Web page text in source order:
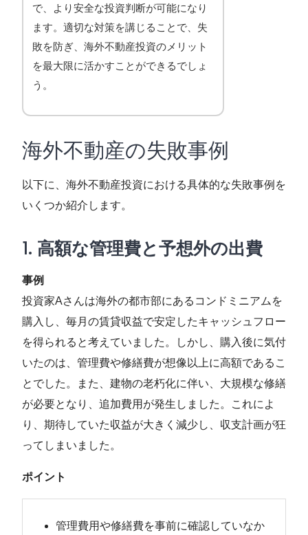
で、より安全な投資判断が可能になり
ます。適切な対策を講じることで、失
敗を防ぎ、海外不動産投資のメリット
を最大限に活かすことができるでしょ
う。
海外不動産の失敗事例
以下に、海外不動産投資における具体的な失敗事例を
いくつか紹介します。
1. 高額な管理費と予想外の出費
事例
投資家Aさんは海外の都市部にあるコンドミニアムを
購入し、毎月の賃貸収益で安定したキャッシュフロー
を得られると考えていました。しかし、購入後に気付
いたのは、管理費や修繕費が想像以上に高額であるこ
とでした。また、建物の老朽化に伴い、大規模な修繕
が必要となり、追加費用が発生しました。これによ
り、期待していた収益が大きく減少し、収支計画が狂
ってしまいました。
ポイント
管理費用や修繕費を事前に確認していなか